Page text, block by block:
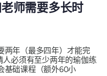
师需要多长时
两年（最多四年）才能完
必须有至少两年的瑜伽练
基础课程（额外60小